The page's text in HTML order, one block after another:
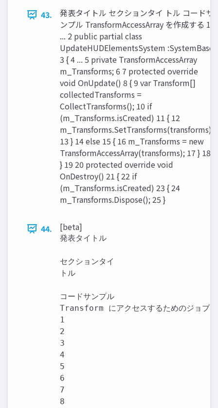
43.
発表タイトル セクションタイ トル コードサ
ンプル TransformAccessArray を作成する 1
... 2 public partial class
UpdateHUDElementsSystem :SystemBase
3 { 4 ... 5 private TransformAccessArray
m_Transforms; 6 7 protected override
void OnUpdate() 8 { 9 var Transform[]
collectedTransforms =
CollectTransforms(); 10 if
(m_Transforms.isCreated) 11 { 12
m_Transforms.SetTransforms(transforms);
13 } 14 else 15 { 16 m_Transforms = new
TransformAccessArray(transforms); 17 } 18
} 19 20 protected override void
OnDestroy() 21 { 22 if
(m_Transforms.isCreated) 23 { 24
m_Transforms.Dispose(); 25 }
44. [beta]
発表タイトル
セクションタイ
トル
コードサンプル
Transform にアクセスするためのジョブを
1
2
3
4
5
6
7
8